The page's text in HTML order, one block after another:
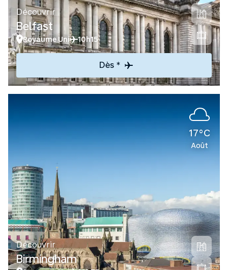
Découvrir
Belfast
Royaume Uni 10h15
Dès *
17°C
Août
Découvrir
Birmingham